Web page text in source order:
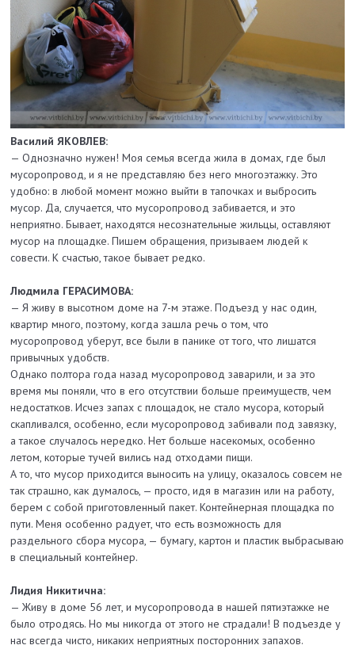
Василий ЯКОВЛЕВ:
— Однозначно нужен! Моя семья всегда жила в домах, где был
мусоропровод, и я не представляю без него многоэтажку. Это
удобно: в любой момент можно выйти в тапочках и выбросить
мусор. Да, случается, что мусоропровод забивается, и это
неприятно. Бывает, находятся несознательные жильцы, оставляют
мусор на площадке. Пишем обращения, призываем людей к
совести. К счастью, такое бывает редко.
Людмила ГЕРАСИМОВА:
— Я живу в высотном доме на 7-м этаже. Подъезд у нас один,
квартир много, поэтому, когда зашла речь о том, что
мусоропровод уберут, все были в панике от того, что лишатся
привычных удобств.
Однако полтора года назад мусоропровод заварили, и за это
время мы поняли, что в его отсутствии больше преимуществ, чем
недостатков. Исчез запах с площадок, не стало мусора, который
скапливался, особенно, если мусоропровод забивали под завязку,
а такое случалось нередко. Нет больше насекомых, особенно
летом, которые тучей вились над отходами пищи.
А то, что мусор приходится выносить на улицу, оказалось совсем не
так страшно, как думалось, — просто, идя в магазин или на работу,
берем с собой приготовленный пакет. Контейнерная площадка по
пути. Меня особенно радует, что есть возможность для
раздельного сбора мусора, — бумагу, картон и пластик выбрасываю
в специальный контейнер.
Лидия Никитична:
— Живу в доме 56 лет, и мусоропровода в нашей пятиэтажке не
было отродясь. Но мы никогда от этого не страдали! В подъезде у
нас всегда чисто, никаких неприятных посторонних запахов.